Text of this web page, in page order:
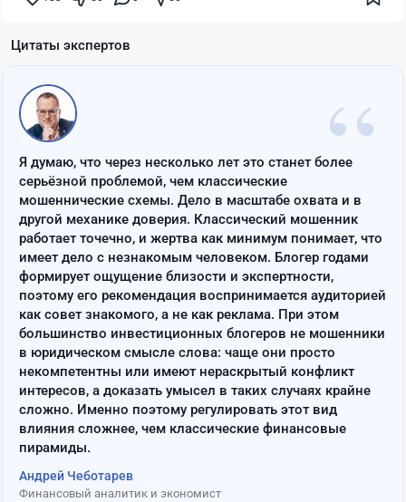
Цитаты экспертов
“
Я думаю, что через несколько лет это станет более
серьёзной проблемой, чем классические
мошеннические схемы. Дело в масштабе охвата и в
другой механике доверия. Классический мошенник
работает точечно, и жертва как минимум понимает, что
имеет дело с незнакомым человеком. Блогер годами
формирует ощущение близости и экспертности,
поэтому его рекомендация воспринимается аудиторией
как совет знакомого, а не как реклама. При этом
большинство инвестиционных блогеров не мошенники
в юридическом смысле слова: чаще они просто
некомпетентны или имеют нераскрытый конфликт
интересов, а доказать умысел в таких случаях крайне
сложно. Именно поэтому регулировать этот вид
влияния сложнее, чем классические финансовые
пирамиды.
Андрей Чеботарев
Финансовый аналитик и экономист